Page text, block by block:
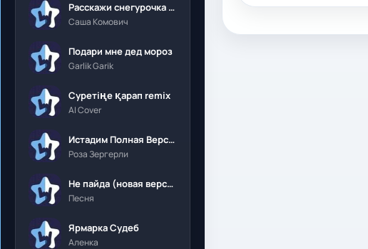
Расскажи снегурочка где была
Саша Комович
Подари мне дед мороз
Garlik Garik
Суретіңе қарап remix
AI Cover
Истадим Полная Версия
Роза Зергерли
Не пайда (новая версия)
Песня
Ярмарка Судеб
Аленка